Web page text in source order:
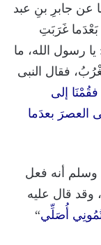
عن جابرِ بنِ عبد
بَعْدَما غَرَبَتِ
رسول الله، ما
فقال النبى
فقُمْنَا إلى
العصرَ بعدَما
وسلم أنه فعل
وقد قال عليه
أُصَلِّي“